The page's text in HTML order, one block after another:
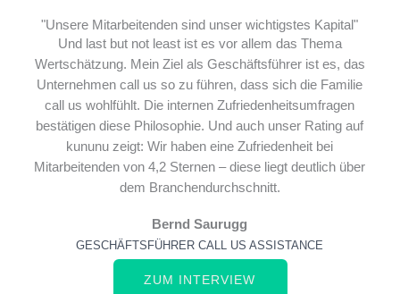
"Unsere Mitarbeitenden sind unser wichtigstes Kapital"
Und last but not least ist es vor allem das Thema
Wertschätzung. Mein Ziel als Geschäftsführer ist es, das
Unternehmen call us so zu führen, dass sich die Familie
call us wohlfühlt. Die internen Zufriedenheitsumfragen
bestätigen diese Philosophie. Und auch unser Rating auf
kununu zeigt: Wir haben eine Zufriedenheit bei
Mitarbeitenden von 4,2 Sternen – diese liegt deutlich über
dem Branchendurchschnitt.
Bernd Saurugg
GESCHÄFTSFÜHRER CALL US ASSISTANCE
ZUM INTERVIEW